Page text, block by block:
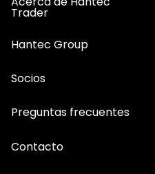
Trader
Hantec Group
Socios
Preguntas frecuentes
Contacto